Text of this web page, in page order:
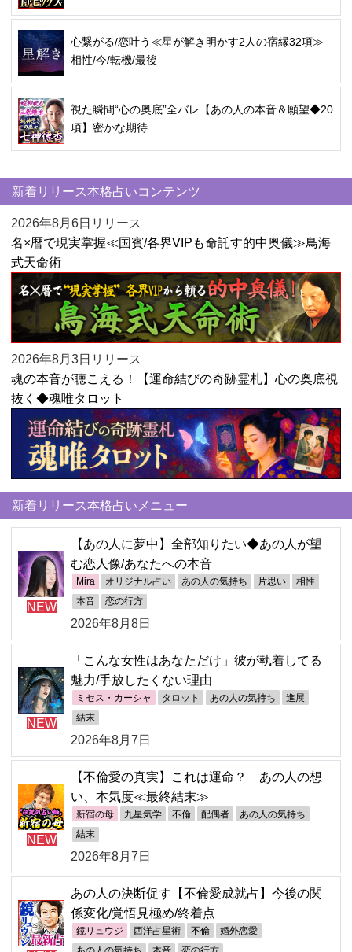
心繋がる/恋叶う≪星が解き明かす2人の宿縁32項≫
相性/今/転機/最後
視た瞬間“心の奥底”全バレ【あの人の本音＆願望◆20
項】密かな期待
新着リリース本格占いコンテンツ
2026年8月6日リリース
名×暦で現実掌握≪国賓/各界VIPも命託す的中奥儀≫鳥海
式天命術
2026年8月3日リリース
魂の本音が聴こえる！【運命結びの奇跡霊札】心の奥底視
抜く◆魂唯タロット
新着リリース本格占いメニュー
NEW
【あの人に夢中】全部知りたい◆あの人が望
む恋人像/あなたへの本音
Mira オリジナル占い あの人の気持ち 片思い 相性
本音 恋の行方
2026年8月8日
NEW
「こんな女性はあなただけ」彼が執着してる
魅力/手放したくない理由
ミセス・カーシャ タロット あの人の気持ち 進展
結末
2026年8月7日
NEW
【不倫愛の真実】これは運命？ あの人の想
い、本気度≪最終結末≫
新宿の母 九星気学 不倫 配偶者 あの人の気持ち
結末
2026年8月7日
あの人の決断促す【不倫愛成就占】今後の関
係変化/覚悟見極め/終着点
鏡リュウジ 西洋占星術 不倫 婚外恋愛